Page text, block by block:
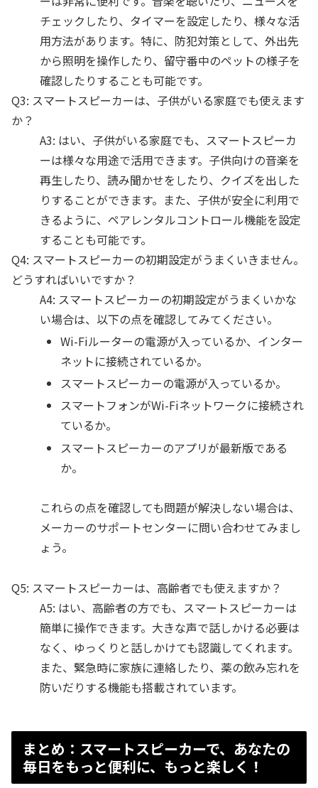
チェックしたり、タイマーを設定したり、様々な活
用方法があります。特に、防犯対策として、外出先
から照明を操作したり、留守番中のペットの様子を
確認したりすることも可能です。
Q3: スマートスピーカーは、子供がいる家庭でも使えます
か？
A3: はい、子供がいる家庭でも、スマートスピーカ
ーは様々な用途で活用できます。子供向けの音楽を
再生したり、読み聞かせをしたり、クイズを出した
りすることができます。また、子供が安全に利用で
きるように、ペアレンタルコントロール機能を設定
することも可能です。
Q4: スマートスピーカーの初期設定がうまくいきません。
どうすればいいですか？
A4: スマートスピーカーの初期設定がうまくいかな
い場合は、以下の点を確認してみてください。
Wi-Fiルーターの電源が入っているか、インター
ネットに接続されているか。
スマートスピーカーの電源が入っているか。
スマートフォンがWi-Fiネットワークに接続され
ているか。
スマートスピーカーのアプリが最新版である
か。
これらの点を確認しても問題が解決しない場合は、
メーカーのサポートセンターに問い合わせてみまし
ょう。
Q5: スマートスピーカーは、高齢者でも使えますか？
A5: はい、高齢者の方でも、スマートスピーカーは
簡単に操作できます。大きな声で話しかける必要は
なく、ゆっくりと話しかけても認識してくれます。
また、緊急時に家族に連絡したり、薬の飲み忘れを
防いだりする機能も搭載されています。
まとめ：スマートスピーカーで、あなたの
毎日をもっと便利に、もっと楽しく！